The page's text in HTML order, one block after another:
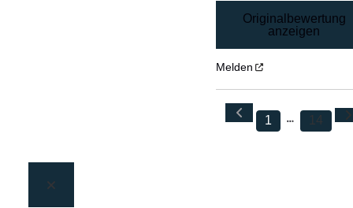
Originalbewertung
anzeigen
Melden
1 14